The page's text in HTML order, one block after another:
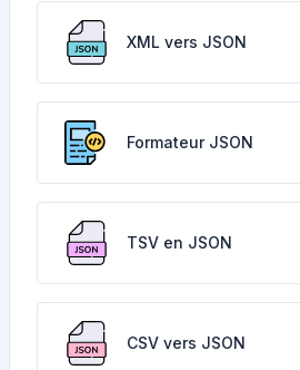
XML vers JSON
Formateur JSON
TSV en JSON
CSV vers JSON